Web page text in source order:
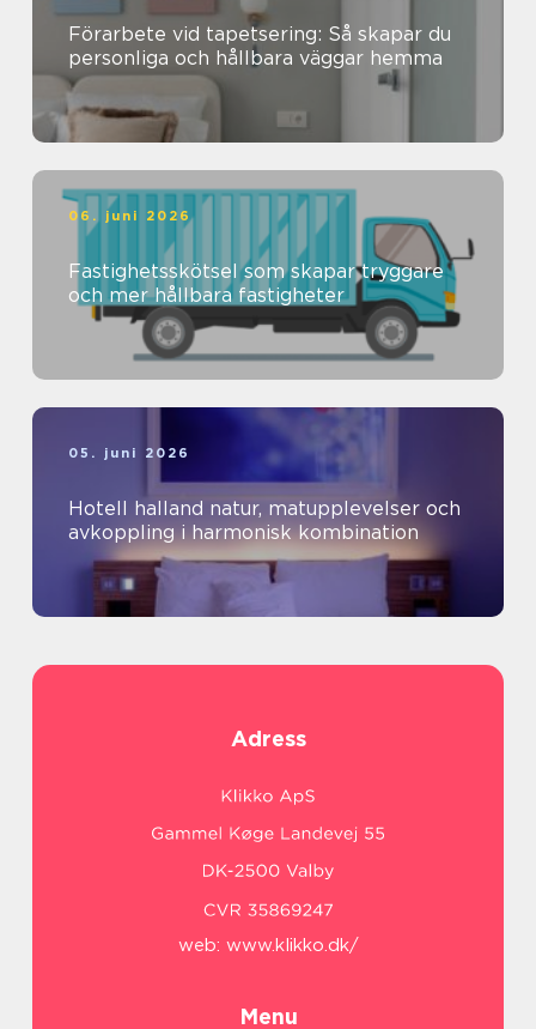
Förarbete vid tapetsering: Så skapar du
personliga och hållbara väggar hemma
06. juni 2026
Fastighetsskötsel som skapar tryggare
och mer hållbara fastigheter
05. juni 2026
Hotell halland natur, matupplevelser och
avkoppling i harmonisk kombination
Adress
web: www.klikko.dk/
Menu